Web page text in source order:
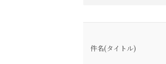
件名(タイトル)